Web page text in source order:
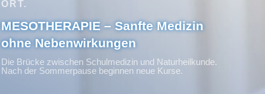
ORT.
MESOTHERAPIE – Sanfte Medizin
ohne Nebenwirkungen
Die Brücke zwischen Schulmedizin und Naturheilkunde.
Nach der Sommerpause beginnen neue Kurse.